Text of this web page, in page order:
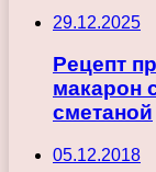
29.12.2025
Рецепт
макарон
сметаной
05.12.2018